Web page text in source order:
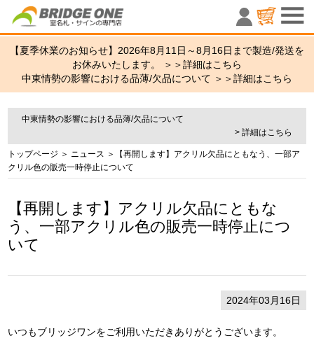
室名札・
【夏季休業のお知らせ】2026年8月11日～8月16日まで製造/発送を
お休みいたします。 ＞＞詳細はこちら
中東情勢の影響における品薄/欠品について ＞＞詳細はこちら
中東情勢の影響における品薄/欠品について
> 詳細はこちら
トップページ ＞ ニュース ＞【再開します】アクリル欠品にともなう、一部ア
クリル色の販売一時停止について
【再開します】アクリル欠品にともな
う、一部アクリル色の販売一時停止につ
いて
2024年03月16日
いつもブリッジワンをご利用いただきありがとうございます。